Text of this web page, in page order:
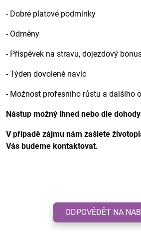
- Dobré platové podmínky
- Odměny
- Příspěvek na stravu, dojezdový
- Týden dovolené navíc
- Možnost profesního růstu a dalšího
Nástup možný ihned nebo dle dohody
V případě zájmu nám zašlete
Vás budeme kontaktovat.
ODPOVĚDĚT NA